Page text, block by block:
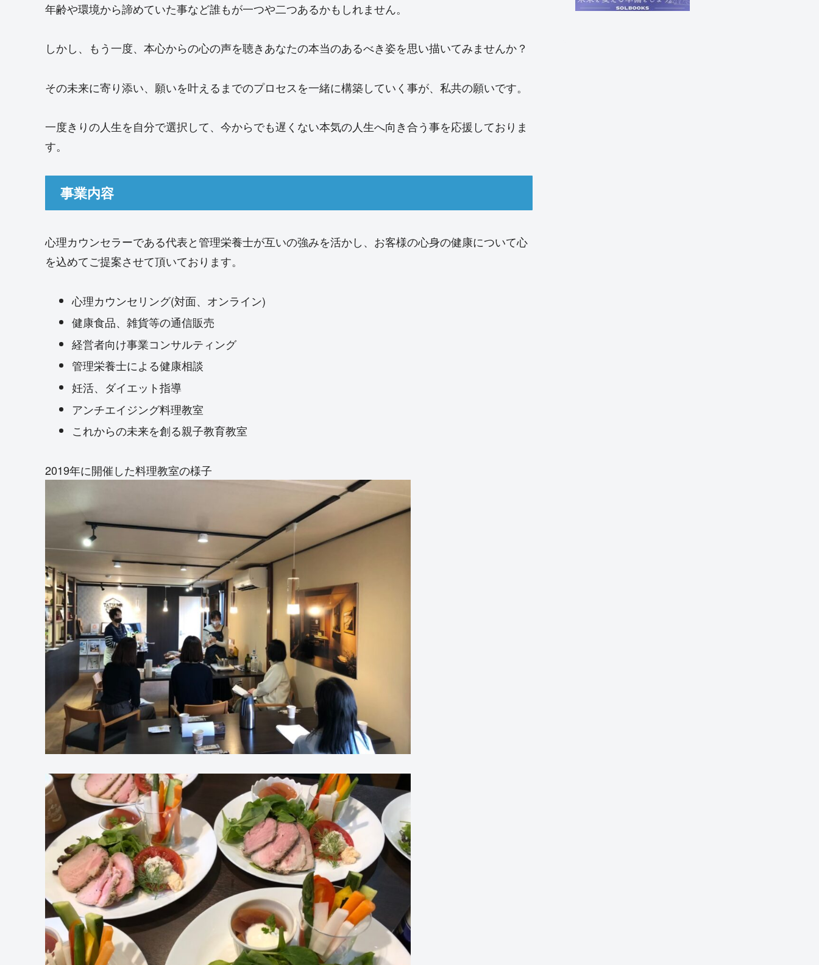
年齢や環境から諦めていた事など誰もが一つや二つあるかもしれません。
しかし、もう一度、本心からの心の声を聴きあなたの本当のあるべき姿を思い描いてみませんか？
その未来に寄り添い、願いを叶えるまでのプロセスを一緒に構築していく事が、私共の願いです。
一度きりの人生を自分で選択して、今からでも遅くない本気の人生へ向き合う事を応援しておりま
す。
事業内容
心理カウンセラーである代表と管理栄養士が互いの強みを活かし、お客様の心身の健康について心
を込めてご提案させて頂いております。
心理カウンセリング(対面、オンライン)
健康食品、雑貨等の通信販売
経営者向け事業コンサルティング
管理栄養士による健康相談
妊活、ダイエット指導
アンチエイジング料理教室
これからの未来を創る親子教育教室
2019年に開催した料理教室の様子